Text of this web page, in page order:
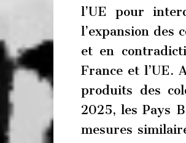
l’UE pour
l’expansion des
et en
France et l’UE.
produits des
2025, les Pays
mesures